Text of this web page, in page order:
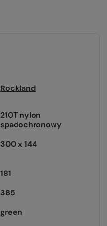
Rockland
210T nylon
spadochronowy
300 x 144
181
385
green